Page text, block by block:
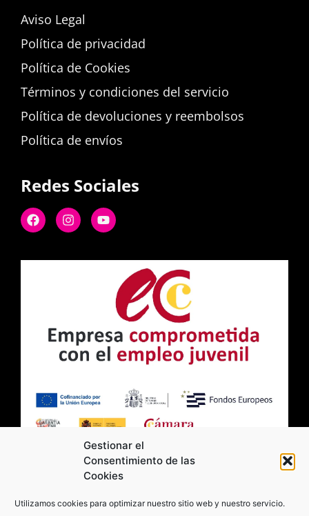
Gestionar el
Consentimiento de las
Cookies
Utilizamos cookies para optimizar nuestro sitio web y nuestro servicio.
Aviso Legal
Política de privacidad
Política de Cookies
Términos y condiciones del servicio
Política de devoluciones y reembolsos
Política de envíos
Redes Sociales
2026 Moviltick technologies. Todos los